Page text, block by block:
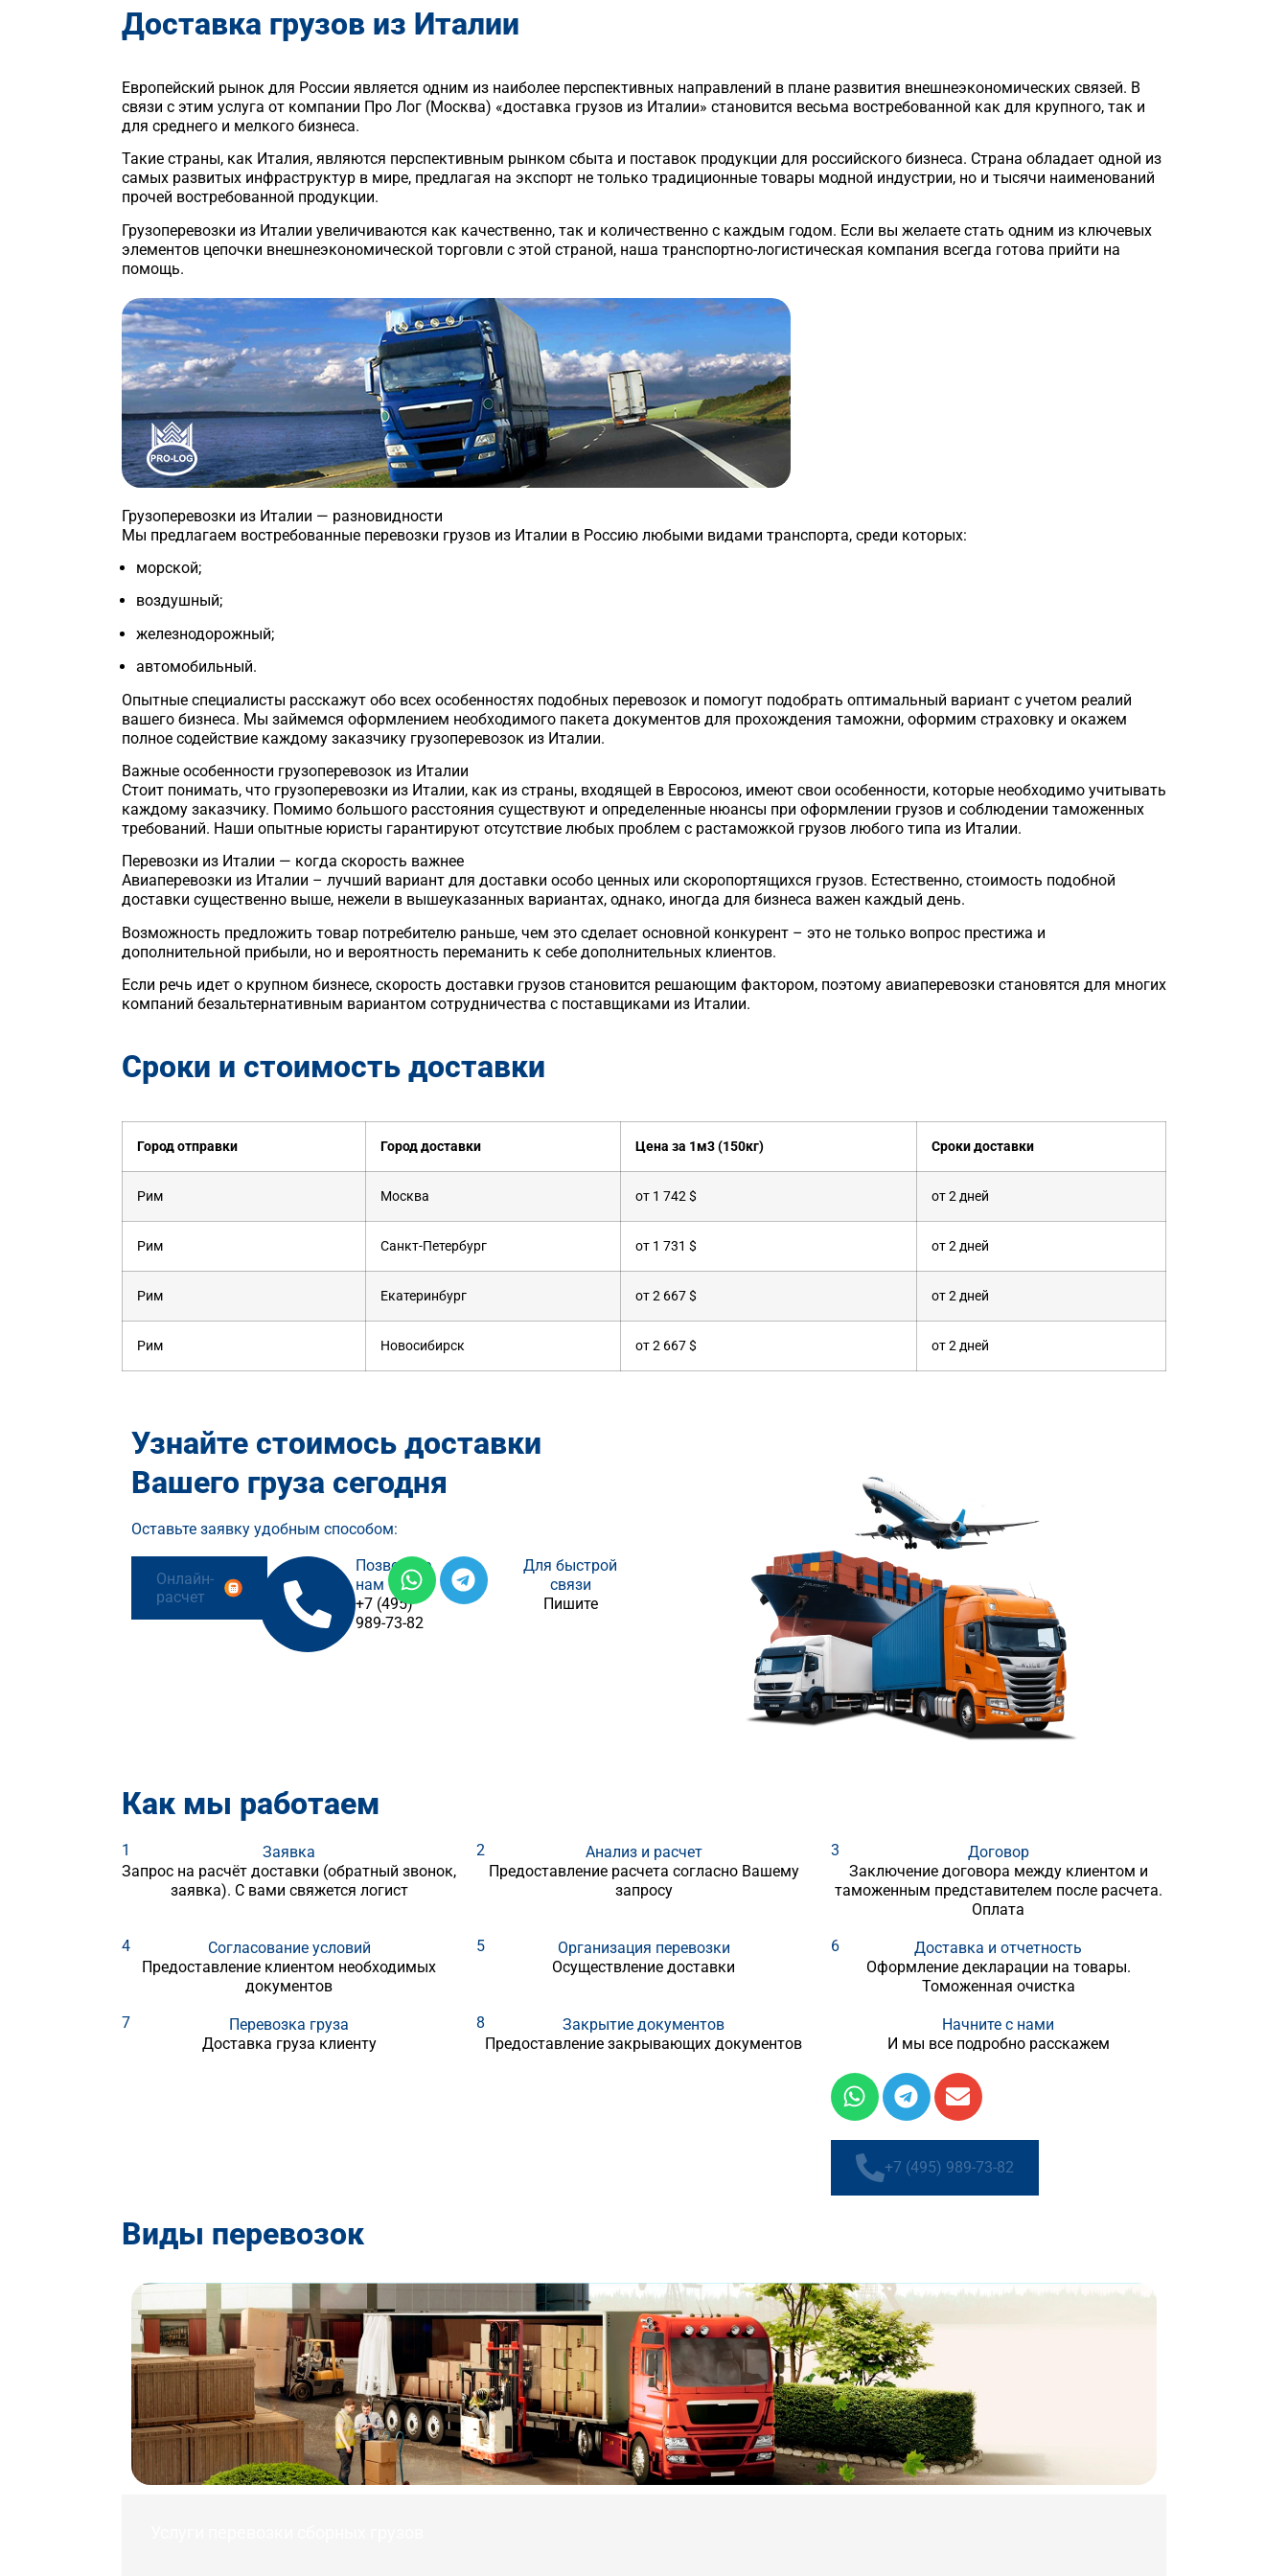
Доставка грузов из Италии
Европейский рынок для России является одним из наиболее перспективных направлений в плане развития внешнеэкономических связей. В
связи с этим услуга от компании Про Лог (Москва) «доставка грузов из Италии» становится весьма востребованной как для крупного, так и
для среднего и мелкого бизнеса.
Такие страны, как Италия, являются перспективным рынком сбыта и поставок продукции для российского бизнеса. Страна обладает одной из
самых развитых инфраструктур в мире, предлагая на экспорт не только традиционные товары модной индустрии, но и тысячи наименований
прочей востребованной продукции.
Грузоперевозки из Италии увеличиваются как качественно, так и количественно с каждым годом. Если вы желаете стать одним из ключевых
элементов цепочки внешнеэкономической торговли с этой страной, наша транспортно-логистическая компания всегда готова прийти на
помощь.
Грузоперевозки из Италии — разновидности
Мы предлагаем востребованные перевозки грузов из Италии в Россию любыми видами транспорта, среди которых:
морской;
воздушный;
железнодорожный;
автомобильный.
Опытные специалисты расскажут обо всех особенностях подобных перевозок и помогут подобрать оптимальный вариант с учетом реалий
вашего бизнеса. Мы займемся оформлением необходимого пакета документов для прохождения таможни, оформим страховку и окажем
полное содействие каждому заказчику грузоперевозок из Италии.
Важные особенности грузоперевозок из Италии
Стоит понимать, что грузоперевозки из Италии, как из страны, входящей в Евросоюз, имеют свои особенности, которые необходимо учитывать
каждому заказчику. Помимо большого расстояния существуют и определенные нюансы при оформлении грузов и соблюдении таможенных
требований. Наши опытные юристы гарантируют отсутствие любых проблем с растаможкой грузов любого типа из Италии.
Перевозки из Италии — когда скорость важнее
Авиаперевозки из Италии – лучший вариант для доставки особо ценных или скоропортящихся грузов. Естественно, стоимость подобной
доставки существенно выше, нежели в вышеуказанных вариантах, однако, иногда для бизнеса важен каждый день.
Возможность предложить товар потребителю раньше, чем это сделает основной конкурент – это не только вопрос престижа и
дополнительной прибыли, но и вероятность переманить к себе дополнительных клиентов.
Если речь идет о крупном бизнесе, скорость доставки грузов становится решающим фактором, поэтому авиаперевозки становятся для многих
компаний безальтернативным вариантом сотрудничества с поставщиками из Италии.
Сроки и стоимость доставки
Город отправки Город доставки Цена за 1м3 (150кг) Сроки доставки
Рим Москва от 1 742 $ от 2 дней
Рим Санкт-Петербург от 1 731 $ от 2 дней
Рим Екатеринбург от 2 667 $ от 2 дней
Рим Новосибирск от 2 667 $ от 2 дней
Узнайте стоимось доставки
Вашего груза сегодня
Оставьте заявку удобным способом:
Онлайн-
расчет
Позвоните
нам
+7 (495)
989-73-82
Для быстрой
связи
Пишите
Как мы работаем
1
Заявка
Запрос на расчёт доставки (обратный звонок,
заявка). С вами свяжется логист
2
Анализ и расчет
Предоставление расчета согласно Вашему
запросу
3
Договор
Заключение договора между клиентом и
таможенным представителем после расчета.
Оплата
4
Согласование условий
Предоставление клиентом необходимых
документов
5
Организация перевозки
Осуществление доставки
6
Доставка и отчетность
Оформление декларации на товары.
Томоженная очистка
7
Перевозка груза
Доставка груза клиенту
8
Закрытие документов
Предоставление закрывающих документов
Начните с нами
И мы все подробно расскажем
+7 (495) 989-73-82
Виды перевозок